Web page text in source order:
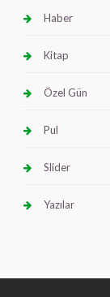
Haber
Kitap
Özel Gün
Pul
Slider
Yazılar